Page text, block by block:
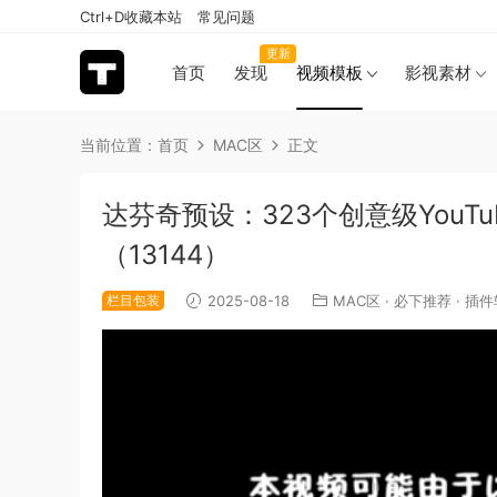
首页 发现
更新
视频模板 影视素材
Ctrl+D收藏本站 常见问题
当前位置： 首页 MAC区 正文
达芬奇预设：323个创意级
（13144）
栏目包装 2025-08-18 MAC区 · 必下推荐 · 插件